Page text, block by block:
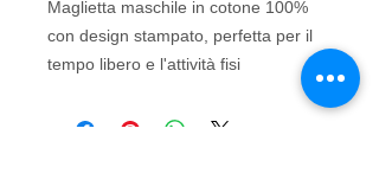
Maglietta maschile in cotone 100%
con design stampato, perfetta per il
tempo libero e l'attività fisi